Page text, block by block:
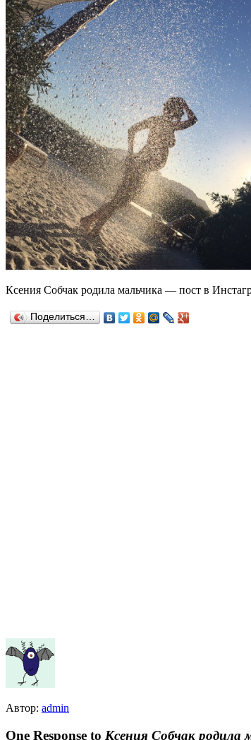
Ксения Собчак родила мальчика — пост в
Поделиться…
Автор: admin
One Response to Ксения Собчак родила